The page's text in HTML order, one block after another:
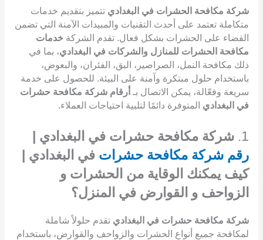
شركة مكافحة الحشرات في البغدادي تتميز بتقديم خدمات
متكاملة تعتمد على أحدث التقنيات والمبيدات الآمنة التي تضمن
القضاء على الحشرات بشكل فعال. تقدم الشركة خدمات
مكافحة الحشرات للمنازل والشركات في البغدادي، بما في
ذلك مكافحة النمل، الصراصير، البق، الفئران، والبعوض،
باستخدام حلول مبتكرة وآمنة على البيئة. للحصول على خدمة
سريعة وفعّالة، يمكن الاتصال بـ أرقام شركة مكافحة حشرات
في البغدادي المتوفرة دائمًا لتلبية احتياجات العملاء.
1. شركة مكافحة حشرات في البغدادي |
رقم شركة مكافحة حشرات في البغدادي |
كيف يمكنك الوقاية من الحشرات و
الزواحف و القوارض في المنزل؟
شركة مكافحة حشرات في البغدادي تقدم حلولاً شاملة
لمكافحة جميع أنواع الحشرات والزواحف والقوارض، باستخدام